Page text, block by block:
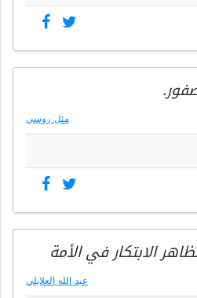
مثل روسي
الابتكار في الأمة
عبد الله العلايلي